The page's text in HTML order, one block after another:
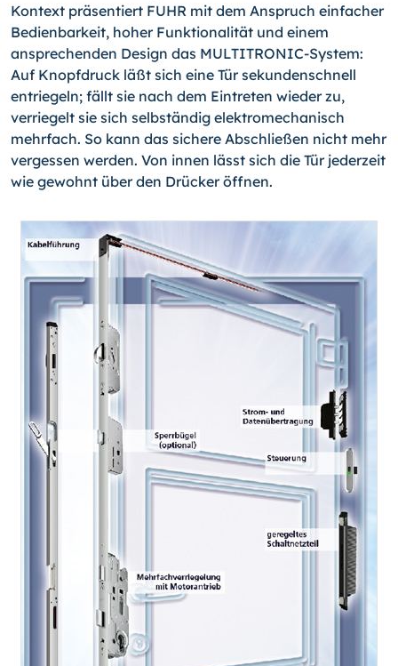
Kontext präsentiert FUHR mit dem Anspruch einfacher
Bedienbarkeit, hoher Funktionalität und einem
ansprechenden Design das MULTITRONIC-System:
Auf Knopfdruck läßt sich eine Tür sekundenschnell
entriegeln; fällt sie nach dem Eintreten wieder zu,
verriegelt sie sich selbständig elektromechanisch
mehrfach. So kann das sichere Abschließen nicht mehr
vergessen werden. Von innen lässt sich die Tür jederzeit
wie gewohnt über den Drücker öffnen.